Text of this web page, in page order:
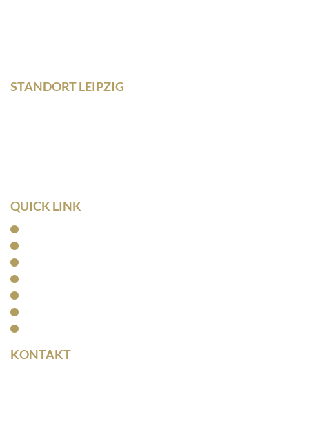
STANDORT LEIPZIG
QUICK LINK
KONTAKT